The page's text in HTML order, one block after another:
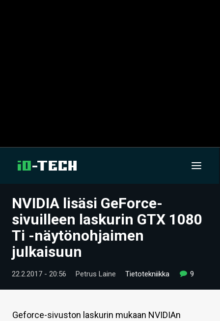
UUTISET
ARTIKKELIT
VIDEOT
TECHBBS
HINTA.FI
NVIDIA lisäsi GeForce-
sivuilleen laskurin GTX 1080
Ti -näytönohjaimen
julkaisuun
22.2.2017 - 20:56 Petrus Laine Tietotekniikka 9
Geforce-sivuston laskurin mukaan NVIDIAn